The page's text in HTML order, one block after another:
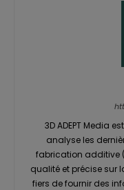
3D ADEPT Media
analyse les
fabrication additive
qualité et précise sur
fiers de fournir des